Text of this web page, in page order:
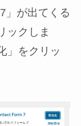
」が出てくる
ックしま
」をクリッ